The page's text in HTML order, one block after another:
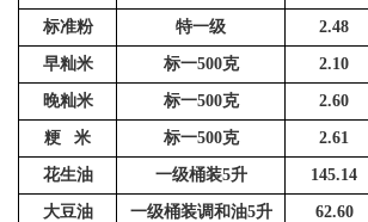
标准粉 特一级 2.48
早籼米 标一500克 2.10
晚籼米 标一500克 2.60
粳 米 标一500克 2.61
花生油 一级桶装5升 145.14
大豆油 一级桶装调和油5升 62.60